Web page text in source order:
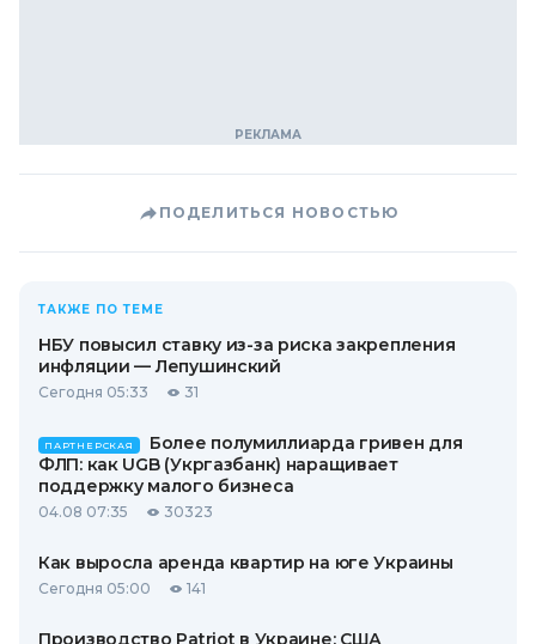
ПОДЕЛИТЬСЯ НОВОСТЬЮ
ТАКЖЕ ПО ТЕМЕ
НБУ повысил ставку из-за риска закрепления
инфляции — Лепушинский
Сегодня 05:33 31
ПАРТНЕРСКАЯ
Более полумиллиарда гривен для
ФЛП: как UGB (Укргазбанк) наращивает
поддержку малого бизнеса
04.08 07:35 30323
Как выросла аренда квартир на юге Украины
Сегодня 05:00 141
Производство Patriot в Украине: США